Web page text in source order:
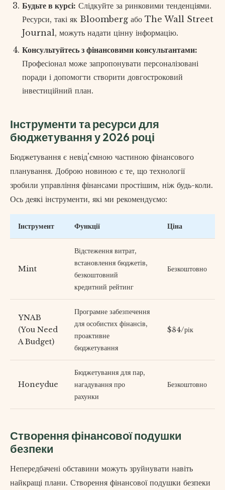
Будьте в курсі: Слідкуйте за ринковими тенденціями.
Ресурси, такі як Bloomberg або The Wall Street
Journal, можуть надати цінну інформацію.
Консультуйтесь з фінансовими консультантами:
Професіонал може запропонувати персоналізовані
поради і допомогти створити довгостроковий
інвестиційний план.
Інструменти та ресурси для
бюджетування у 2026 році
Бюджетування є невід'ємною частиною фінансового
планування. Доброю новиною є те, що технології
зробили управління фінансами простішим, ніж будь-коли.
Ось деякі інструменти, які ми рекомендуємо:
Інструмент Функції Ціна
Mint
Відстеження витрат,
встановлення бюджетів,
безкоштовний
кредитний рейтинг
Безкоштовно
YNAB
(You Need
A Budget)
Програмне забезпечення
для особистих фінансів,
проактивне
бюджетування
$84/рік
Honeydue
Бюджетування для пар,
нагадування про
рахунки
Безкоштовно
Створення фінансової подушки
безпеки
Непередбачені обставини можуть зруйнувати навіть
найкращі плани. Створення фінансової подушки безпеки